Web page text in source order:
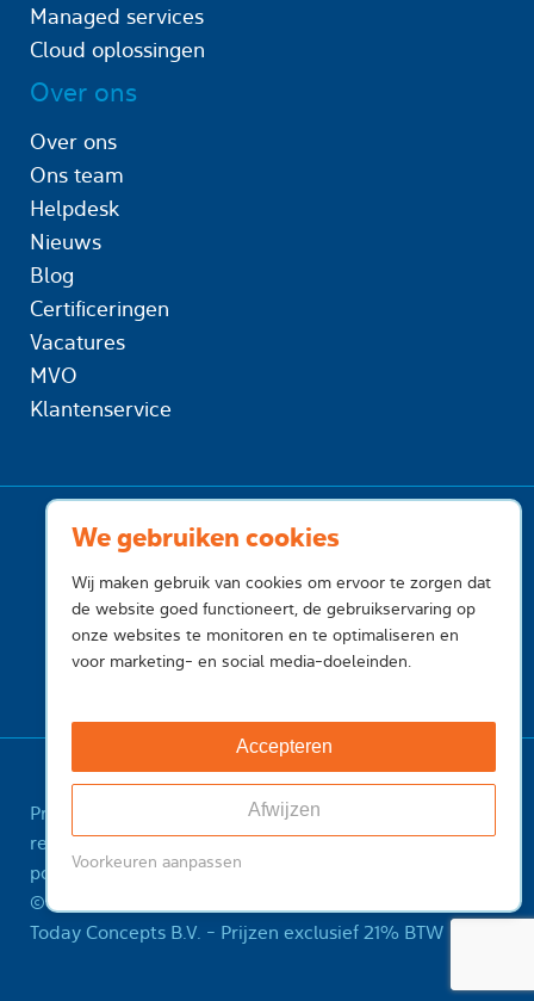
We gebruiken cookies
Wij maken gebruik van cookies om ervoor te zorgen dat
de website goed functioneert, de gebruikservaring op
onze websites te monitoren en te optimaliseren en
voor marketing- en social media-doeleinden.
Accepteren
Afwijzen
Voorkeuren aanpassen
×
Ontdek de kracht
van zorgeloos IT-
beheer en vraag
onze brochure aan
Managed services
Cloud oplossingen
Over ons
Over ons
Ons team
Helpdesk
Nieuws
Blog
Certificeringen
Vacatures
MVO
Klantenservice
Privacy Voorwaarden
registry
Feedback Sitemap
ICANN Registrant
policy
Misbruik melden
© 2001-2026 InternetToday, is een handelsnaam van
Today Concepts B.V. - Prijzen exclusief 21% BTW